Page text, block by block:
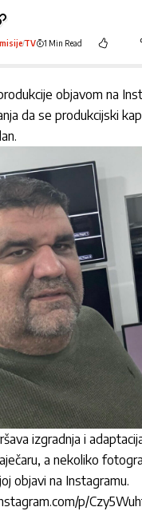
TV 1 Min Read
objavom na
da se produkcijski
izgradnja i
a nekoliko
objavi na Instagramu.
p/